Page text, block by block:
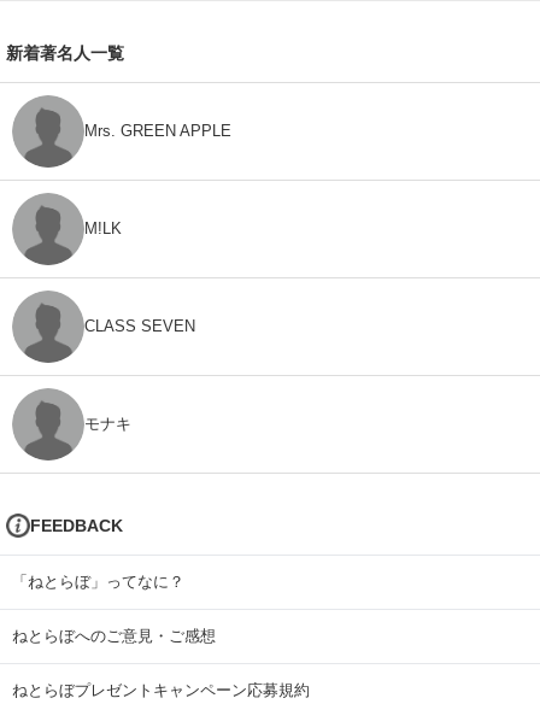
新着著名人一覧
Mrs. GREEN APPLE
M!LK
CLASS SEVEN
モナキ
FEEDBACK
「ねとらぼ」ってなに？
ねとらぼへのご意見・ご感想
ねとらぼプレゼントキャンペーン応募規約